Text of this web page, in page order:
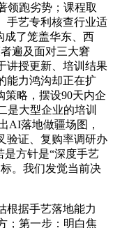
领跑劣势；课程取
手艺专利核查行业适
成了笼盖华东、西
遍及面对三大窘
讲授更新、培训结果
能力鸿沟却正在扩
策略，摆设90天内企
是大型企业的培训
AI落地做疆场图，
验证、复购率调研办
是方针是“深度手艺
。我们发觉当前决
据手艺落地能力
；第一步：明白焦